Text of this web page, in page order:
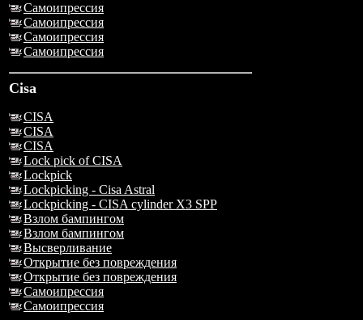
Самоипрессия
Самоипрессия
Самоипрессия
Самоипрессия
Cisa
CISA
CISA
CISA
Lock pick of CISA
Lockpick
Lockpicking - Cisa Astral
Lockpicking - CISA cylinder X3 SPP
Взлом бампингом
Взлом бампингом
Высверливание
Открытие без повреждения
Открытие без повреждения
Самоипрессия
Самоипрессия